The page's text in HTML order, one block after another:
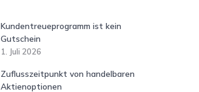
Kundentreueprogramm ist kein
Gutschein
1. Juli 2026
Zuflusszeitpunkt von handelbaren
Aktienoptionen